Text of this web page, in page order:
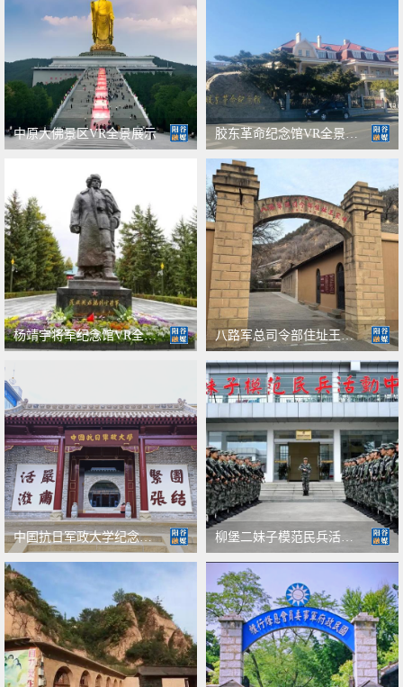
中原大佛景区VR全景展示 胶东革命纪念馆VR全景展示
杨靖宇将军纪念馆VR全景展示 八路军总司令部住址王家坪VR全景展示
中国抗日军政大学纪念馆VR全景展示 柳堡二妹子模范民兵活动中心VR全景展示